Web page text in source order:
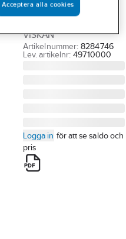
GLIDDEL/VÄGGFÄSTE
TILL DUSCHSTÅNG,
VISKAN
Artikelnummer: 8284746
Lev. artikelnr: 49710000
Logga in för att se saldo och
pris
Acceptera alla cookies